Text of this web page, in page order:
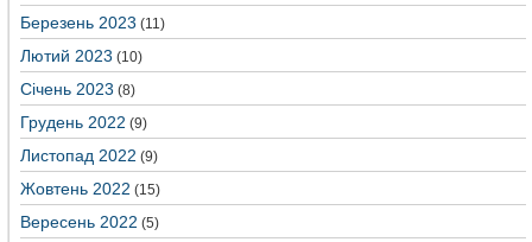
Березень 2023 (11)
Лютий 2023 (10)
Січень 2023 (8)
Грудень 2022 (9)
Листопад 2022 (9)
Жовтень 2022 (15)
Вересень 2022 (5)